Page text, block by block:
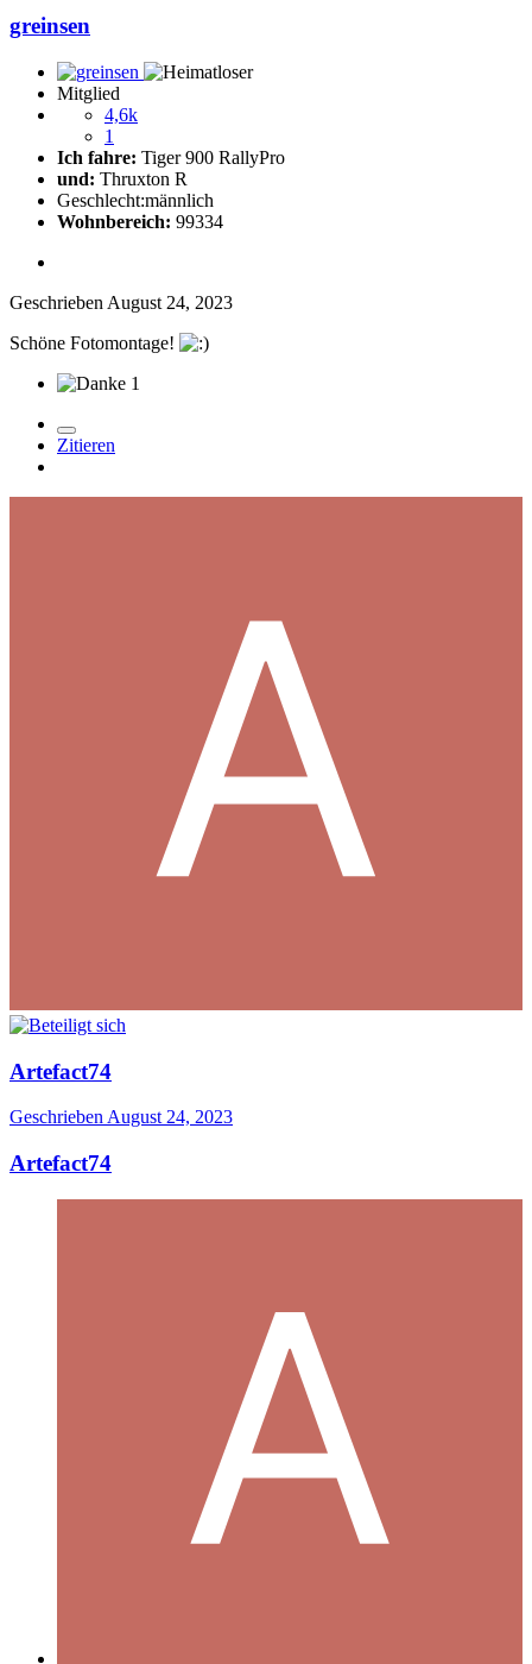
greinsen
Mitglied
4,6k
1
Ich fahre: Tiger 900 RallyPro
und: Thruxton R
Geschlecht:männlich
Wohnbereich: 99334
Geschrieben August 24, 2023
Schöne Fotomontage!
1
Zitieren
Artefact74
Geschrieben August 24, 2023
Artefact74